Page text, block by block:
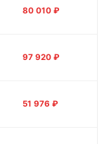
80 010 ₽
97 920 ₽
51 976 ₽